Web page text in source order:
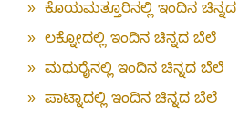
» ಕೊಯಮತ್ತೂರಿನಲ್ಲಿ ಇಂದಿನ
» ಲಕ್ನೋದಲ್ಲಿ ಇಂದಿನ ಚಿನ್ನದ ಬೆಲೆ
» ಮಧುರೈನಲ್ಲಿ ಇಂದಿನ ಚಿನ್ನದ ಬೆಲೆ
» ಪಾಟ್ನಾದಲ್ಲಿ ಇಂದಿನ ಚಿನ್ನದ ಬೆಲೆ